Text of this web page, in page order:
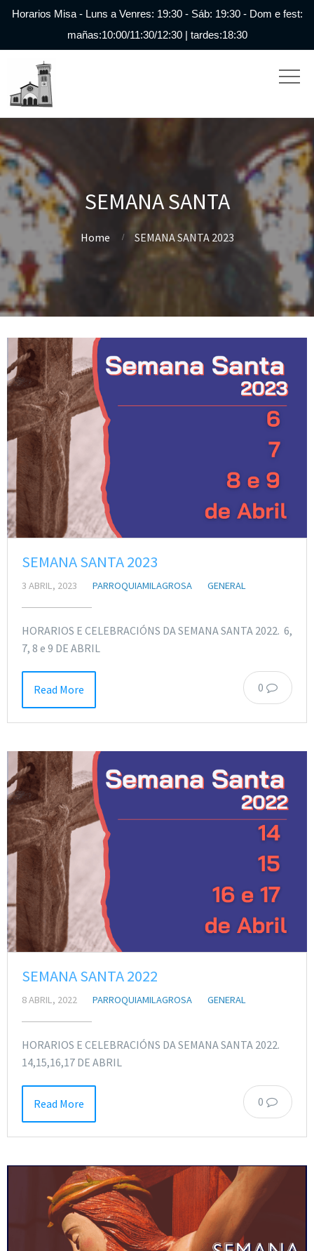
Horarios Misa - Luns a Venres: 19:30 - Sáb: 19:30 - Dom e fest:
mañas:10:00/11:30/12:30 | tardes:18:30
SEMANA SANTA
Home SEMANA SANTA 2023
SEMANA SANTA 2023
3 ABRIL, 2023 PARROQUIAMILAGROSA GENERAL
HORARIOS E CELEBRACIÓNS DA SEMANA SANTA 2022. 6,
7, 8 e 9 DE ABRIL
0
Read More
SEMANA SANTA 2022
8 ABRIL, 2022 PARROQUIAMILAGROSA GENERAL
HORARIOS E CELEBRACIÓNS DA SEMANA SANTA 2022.
14,15,16,17 DE ABRIL
0
Read More